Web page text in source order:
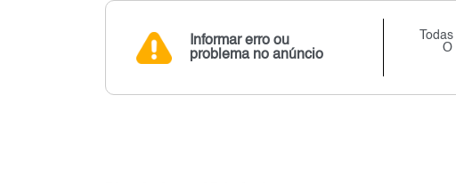
Informar erro ou
problema no anúncio
O